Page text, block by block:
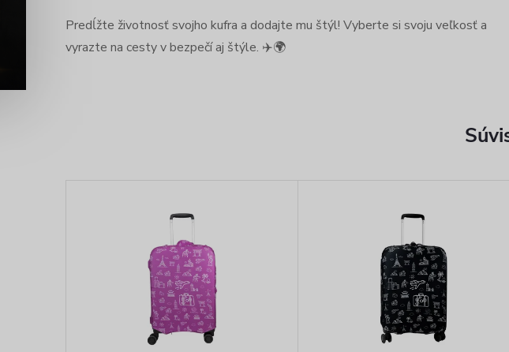
Predĺžte životnosť svojho kufra a dodajte mu štýl! Vyberte si svoju veľkosť a
vyrazte na cesty v bezpečí aj štýle. ✈️🌍